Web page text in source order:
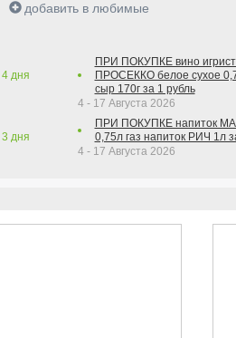
добавить в любимые
4дня
3 дня
ПРИ ПОКУПКЕ вино
ПРОСЕККО белое сухое
сыр 170г за 1 рубль
4 - 17 Августа 2026
ПРИ ПОКУПКЕ напиток
0,75л газ напиток РИЧ 1л
4 - 17 Августа 2026